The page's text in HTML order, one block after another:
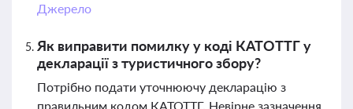
Джерело
Як виправити помилку у коді КАТОТТГ у
декларації з туристичного збору?
Потрібно подати уточнюючу декларацію з
правильним кодом КАТОТТГ. Невірне зазначення